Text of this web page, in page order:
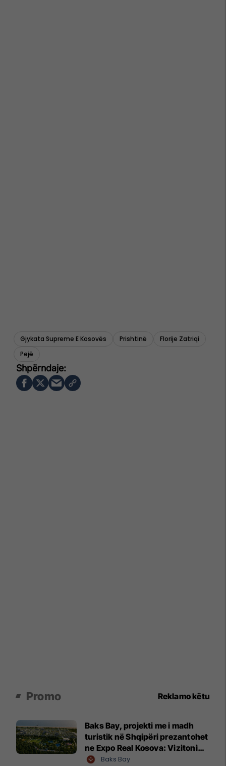
Gjykata Supreme E Kosovës Prishtinë
Florije Zatriqi
Pejë
Promo Reklamo këtu
Baks Bay, projekti me i madh
turistik në Shqipëri prezantohet
ne Expo Real Kosova: Vizitoni
shtandin dhe zbuloni
Baks Bay